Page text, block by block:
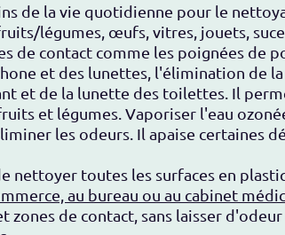
de la vie quotidienne pour le
légumes, œufs, vitres, jouets,
de contact comme les poignées de
et des lunettes, l'élimination de
et de la lunette des toilettes. Il
et légumes. Vaporiser l'eau
les odeurs. Il apaise certaines
nettoyer toutes les surfaces en
au bureau ou au cabinet
zones de contact, sans laisser